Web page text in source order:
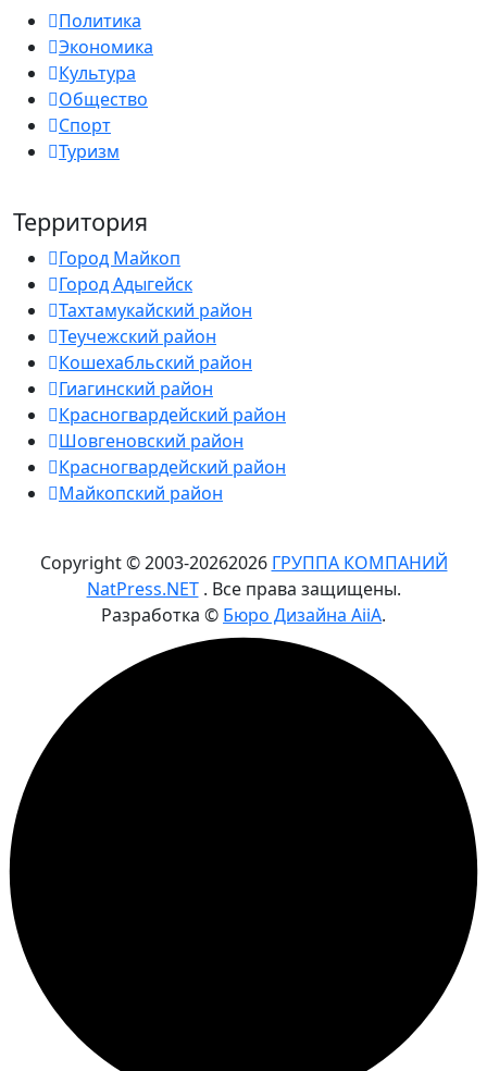
Политика
Экономика
Культура
Общество
Спорт
Туризм
Территория
Город Майкоп
Город Адыгейск
Тахтамукайский район
Теучежский район
Кошехабльский район
Гиагинский район
Красногвардейский район
Шовгеновский район
Красногвардейский район
Майкопский район
Copyright © 2003-20262026 ГРУППА КОМПАНИЙ
NatPress.NET. Все права защищены.
Разработка © Бюро Дизайна AiiA.